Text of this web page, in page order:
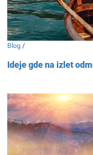
Blog /
Ideje gde na izlet